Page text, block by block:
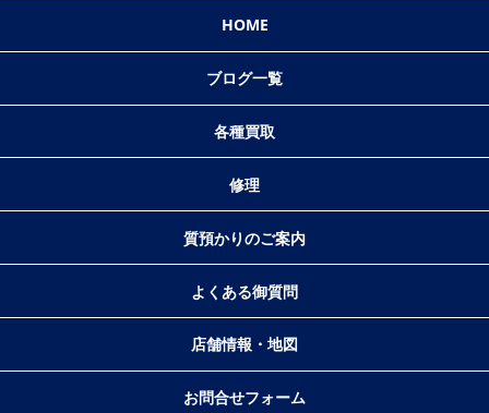
HOME
ブログ一覧
各種買取
修理
質預かりのご案内
よくある御質問
店舗情報・地図
お問合せフォーム